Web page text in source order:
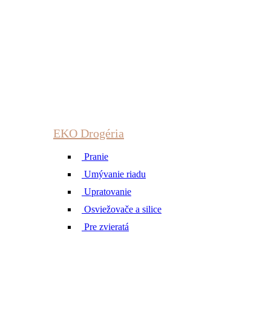
EKO Drogéria
Pranie
Umývanie riadu
Upratovanie
Osviežovače a silice
Pre zvieratá